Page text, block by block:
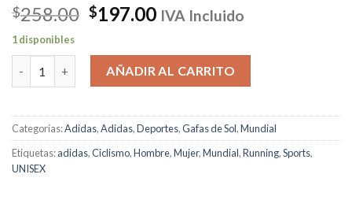
$258.00 El
original
era:
$258.00.
$197.00El
actual
es:
$197.00.
IVA Incluido
1 disponibles
Adidas CMPT Aero Ultra-Lite SP0098 Matte Black cantidad
AÑADIR AL CARRITO
Categorías:Adidas,Adidas,Deportes,Gafas de Sol,Mundial
Etiquetas:adidas,Ciclismo,Hombre,Mujer,Mundial,Running,Sports,
UNISEX